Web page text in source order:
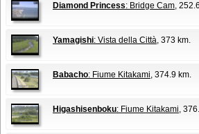
Diamond Princess: Bridge Cam,
Yamagishi: Vista della Città, 373 km.
Babacho: Fiume Kitakami, 374.9 km.
Higashisenboku: Fiume Kitakami,